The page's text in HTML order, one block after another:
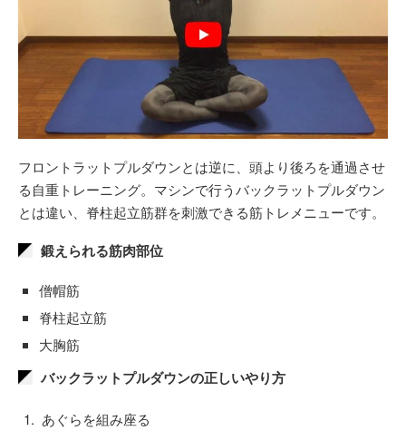
フロントラットプルダウンとは逆に、頭より後ろを通過させ
る自重トレーニング。マシンで行うバックラットプルダウン
とは違い、脊柱起立筋群を刺激できる筋トレメニューです。
鍛えられる筋肉部位
僧帽筋
脊柱起立筋
大胸筋
バックラットプルダウンの正しいやり方
あぐらを組み座る